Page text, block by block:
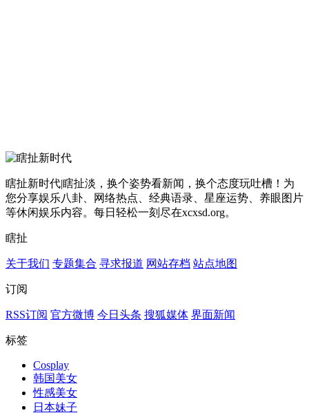
瞎扯新时代|瞎扯淡，换个姿势看新闻，换个态度玩吐槽！为
您分享娱乐八卦、网络热点、经典语录、星座运势、养眼图片
等休闲娱乐内容。每日轻松一刻尽在xcxsd.org。
瞎扯
关于我们 专题集合 寻求报道 网站存档 站点地图
订阅
RSS订阅 官方微博 今日头条 搜狐媒体 界面新闻
标签
Cosplay
韩国美女
性感美女
日本妹子